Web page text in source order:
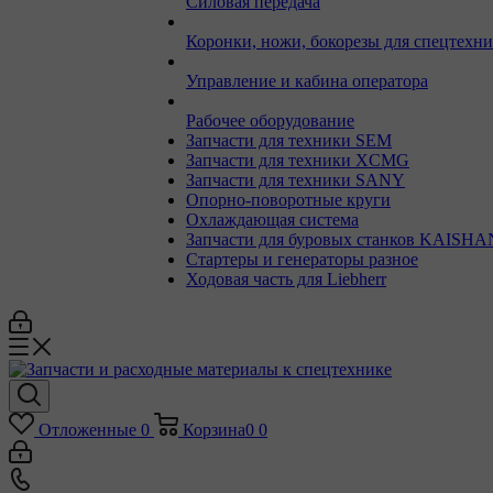
Коронки, ножи, бокорезы для
Управление и кабина оператора
Рабочее оборудование
Запчасти для техники SEM
Запчасти для техники XCMG
Запчасти для техники SANY
Опорно-поворотные круги
Охлаждающая система
Запчасти для буровых станков
Стартеры и генераторы разное
Ходовая часть для Liebherr
Отложенные 0 Корзина0 0